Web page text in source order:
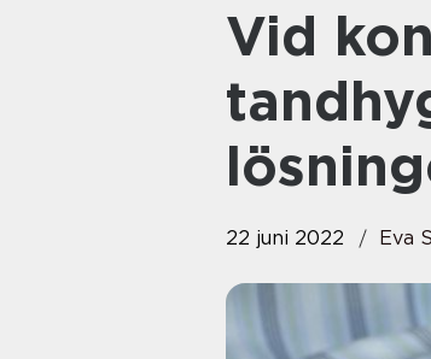
Vid konstant huvudvärk kan en
22 juni 2022 Eva